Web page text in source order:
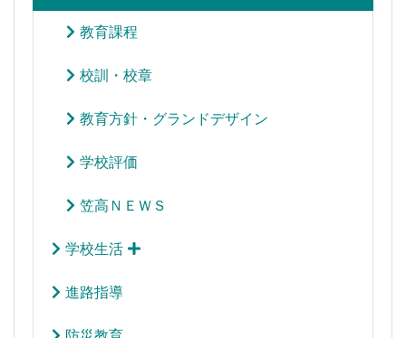
教育課程
校訓・校章
教育方針・グランドデザイン
学校評価
笠高ＮＥＷＳ
学校生活
進路指導